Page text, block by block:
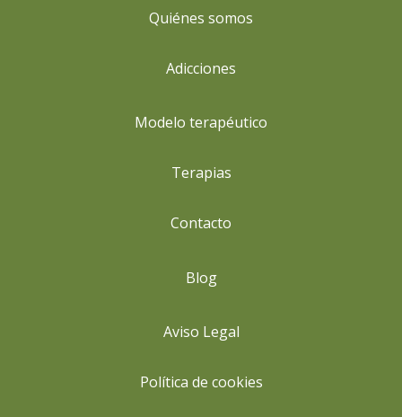
Quiénes somos
Adicciones
Modelo terapéutico
Terapias
Contacto
Blog
Aviso Legal
Política de cookies